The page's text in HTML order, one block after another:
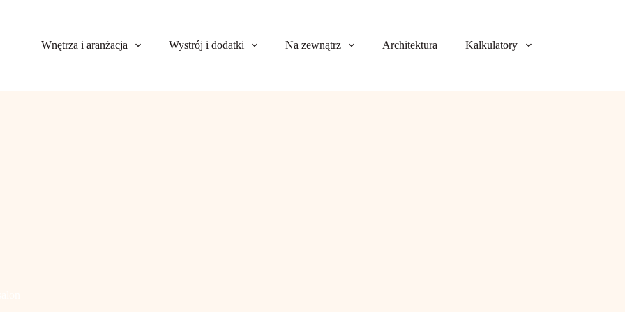
Wnętrza i aranżacja
Wystrój i dodatki Na zewnątrz Architektura Kalkulatory